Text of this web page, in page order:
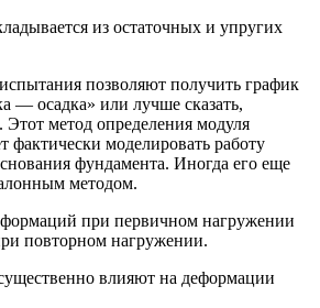
из остаточных и упругих
позволяют получить график
— осадка» или лучше сказать,
метод определения модуля
фактически моделировать работу
фундамента. Иногда его еще
методом.
при первичном нагружении
повторном нагружении.
влияют на деформации